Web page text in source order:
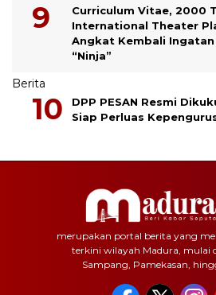
Curriculum Vitae, 2000
International Theater
Angkat Kembali
“Ninja”
Berita
DPP PESAN Resmi
Siap Perluas
merupakan portal berita yang
terkini wilayah Madura, mulai
Sampang, Pamekasan,